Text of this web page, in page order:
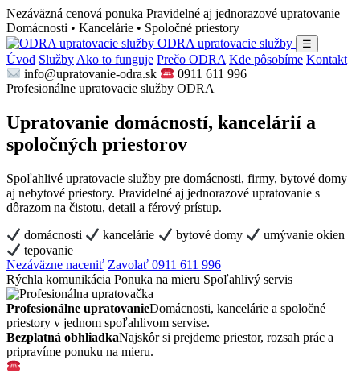
Nezáväzná cenová ponuka Pravidelné aj jednorazové upratovanie
Domácnosti • Kancelárie • Spoločné priestory
ODRA upratovacie služby
☰
Úvod Služby Ako to funguje Prečo ODRA Kde pôsobíme Kontakt
info@upratovanie-odra.sk
0911 611 996
Profesionálne upratovacie služby ODRA
Upratovanie domácností, kancelárií a
spoločných priestorov
Spoľahlivé upratovacie služby pre domácnosti, firmy, bytové domy
aj nebytové priestory. Pravidelné aj jednorazové upratovanie s
dôrazom na čistotu, detail a férový prístup.
domácnosti kancelárie bytové domy
umývanie okien
tepovanie
Nezáväzne naceniť Zavolať 0911 611 996
Rýchla komunikácia Ponuka na mieru Spoľahlivý servis
Profesionálne upratovanieDomácnosti, kancelárie a spoločné
priestory v jednom spoľahlivom servise.
Bezplatná obhliadkaNajskôr si prejdeme priestor, rozsah prác a
pripravíme ponuku na mieru.